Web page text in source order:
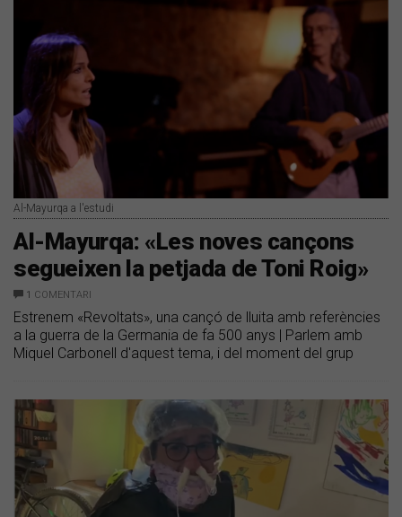
Al-Mayurqa a l'estudi
Al-Mayurqa: «Les noves cançons
segueixen la petjada de Toni Roig»
1 COMENTARI
Estrenem «Revoltats», una cançó de lluita amb referències
a la guerra de la Germania de fa 500 anys | Parlem amb
Miquel Carbonell d'aquest tema, i del moment del grup